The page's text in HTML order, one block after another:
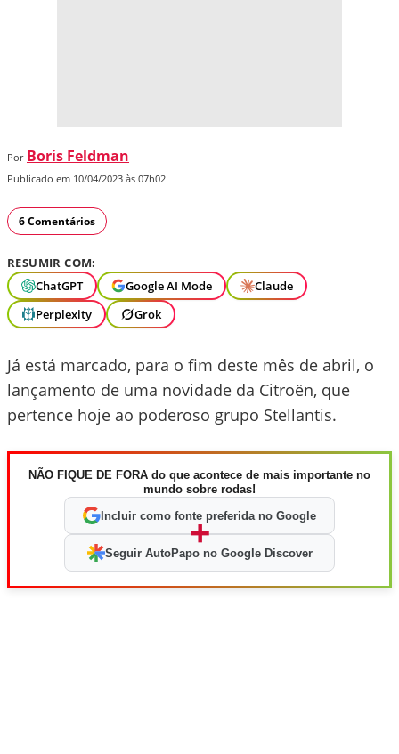
Por Boris Feldman
Publicado em 10/04/2023 às 07h02
6 Comentários
RESUMIR COM:
ChatGPT
Google AI Mode
Claude
Perplexity
Grok
Já está marcado, para o fim deste mês de abril, o
lançamento de uma novidade da Citroën, que
pertence hoje ao poderoso grupo Stellantis.
NÃO FIQUE DE FORA do que acontece de mais importante no
mundo sobre rodas!
Incluir como fonte preferida no Google
+
Seguir AutoPapo no Google Discover